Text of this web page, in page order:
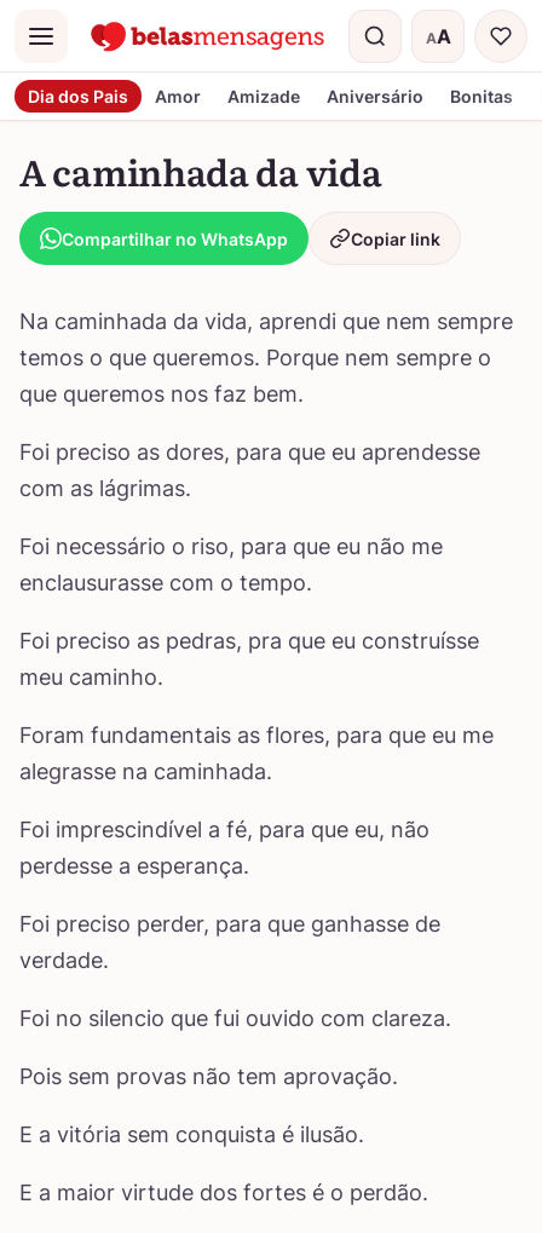
Menu AA
Tamanho do
Dia dos Pais Amor Amizade Aniversário Bonitas
A caminhada da vida
Compartilhar no WhatsApp Copiar link
Na caminhada da vida, aprendi que nem sempre
temos o que queremos. Porque nem sempre o
que queremos nos faz bem.
Foi preciso as dores, para que eu aprendesse
com as lágrimas.
Foi necessário o riso, para que eu não me
enclausurasse com o tempo.
Foi preciso as pedras, pra que eu construísse
meu caminho.
Foram fundamentais as flores, para que eu me
alegrasse na caminhada.
Foi imprescindível a fé, para que eu, não
perdesse a esperança.
Foi preciso perder, para que ganhasse de
verdade.
Foi no silencio que fui ouvido com clareza.
Pois sem provas não tem aprovação.
E a vitória sem conquista é ilusão.
E a maior virtude dos fortes é o perdão.